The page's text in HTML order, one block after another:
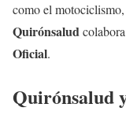
como el
Quirónsalud
Oficial.
Quirónsalud